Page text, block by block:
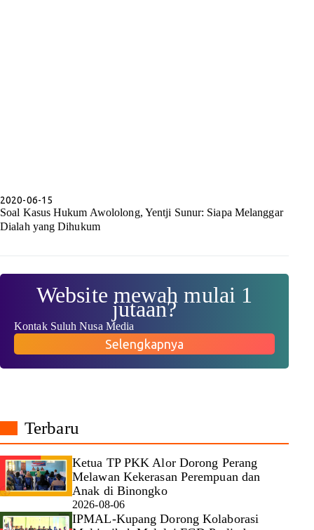
2020-06-15
Soal Kasus Hukum Awololong, Yentji Sunur: Siapa Melanggar
Dialah yang Dihukum
Website mewah mulai 1
jutaan?
Kontak Suluh Nusa Media
Selengkapnya
Terbaru
Ketua TP PKK Alor Dorong Perang
Melawan Kekerasan Perempuan dan
Anak di Binongko
2026-08-06
IPMAL-Kupang Dorong Kolaborasi